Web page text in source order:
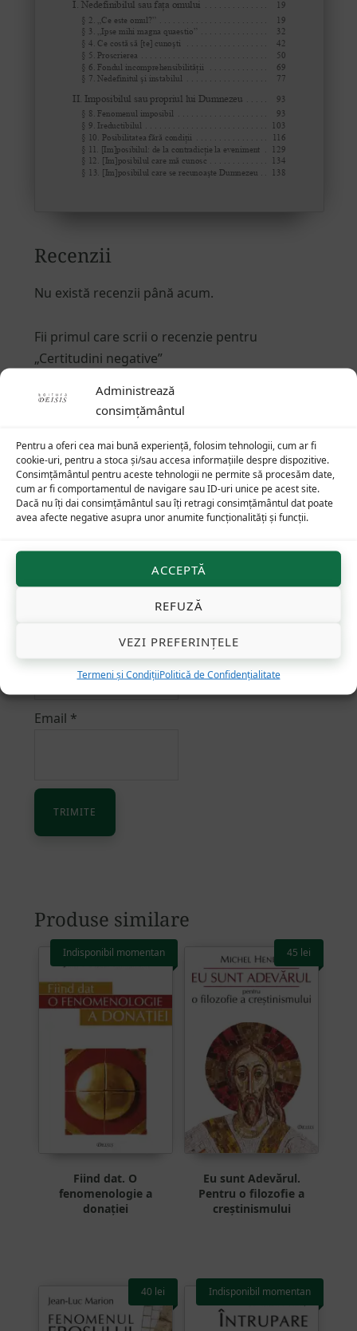
Administrează
consimțământul
Pentru a oferi cea mai bună experiență, folosim tehnologii, cum ar fi
cookie-uri, pentru a stoca și/sau accesa informațiile despre dispozitive.
Consimțământul pentru aceste tehnologii ne permite să procesăm date,
cum ar fi comportamentul de navigare sau ID-uri unice pe acest site.
Dacă nu îți dai consimțământul sau îți retragi consimțământul dat poate
avea afecte negative asupra unor anumite funcționalități și funcții.
ACCEPTĂ
REFUZĂ
VEZI PREFERINȚELE
Termeni și CondițiiPolitică de Confidențialitate
Recenzii
Nu există recenzii până acum.
Fii primul care scrii o recenzie pentru
„Certitudini negative”
obligatorii sunt marcate cu
Recenzia ta*
Email *
Produse similare
Fiind dat. O
fenomenologie a
donației
Indisponibil momentan
Eu sunt Adevărul.
Pentru o filozofie a
creștinismului
45 lei
40 lei Indisponibil momentan